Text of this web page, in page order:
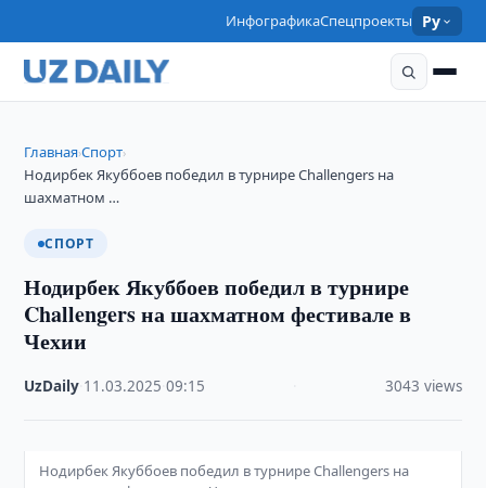
ИнфографикаСпецпроекты Ру
Главная›Спорт›
Нодирбек Якуббоев победил в турнире Challengers на
шахматном …
СПОРТ
Нодирбек Якуббоев победил в турнире
Challengers на шахматном фестивале в
Чехии
UzDaily 11.03.2025 ·09:15 3043 views
Нодирбек Якуббоев победил в турнире Challengers на